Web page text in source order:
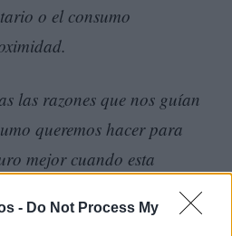
- Do Not Process My
o el consumo
las razones que nos guían
queremos hacer para
mejor cuando esta
que si cambiamos el rumbo
y compartimos la